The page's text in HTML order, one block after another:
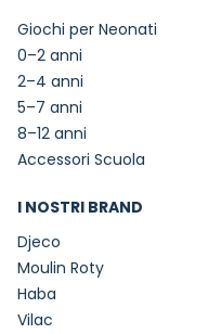
Giochi per Neonati
0–2 anni
2–4 anni
5–7 anni
8–12 anni
Accessori Scuola
I NOSTRI BRAND
Djeco
Moulin Roty
Haba
Vilac